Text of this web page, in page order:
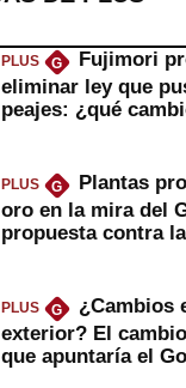
PLUS G
Fujimori
eliminar ley que
peajes: ¿qué
PLUS G
Plantas
oro en la mira del
propuesta contra
PLUS G
¿Cambios
exterior? El
que apuntaría el